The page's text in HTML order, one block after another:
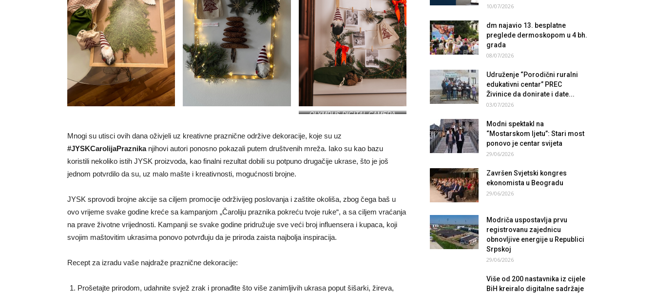
OLYMPUS DIGITAL CAMERA
Mnogi su utisci ovih dana oživjeli uz kreativne praznične održive dekoracije, koje su uz
#JYSKCarolijaPraznikanjihovi autori ponosno pokazali putem društvenih mreža. Iako su kao bazu
koristili nekoliko istih JYSK proizvoda, kao finalni rezultat dobili su potpuno drugačije ukrase, što je još
jednom potvrdilo da su, uz malo mašte i kreativnosti, mogućnosti brojne.
JYSK sprovodi brojne akcije sa ciljem promocije održivijeg poslovanja i zaštite okoliša, zbog čega baš u
ovo vrijeme svake godine kreće sa kampanjom „Čaroliju praznika pokreću tvoje ruke“, a sa ciljem vraćanja
na prave životne vrijednosti. Kampanji se svake godine pridružuje sve veći broj influensera i kupaca, koji
svojim maštovitim ukrasima ponovo potvrđuju da je priroda zaista najbolja inspiracija.
Recept za izradu vaše najdraže praznične dekoracije:
Prošetajte prirodom, udahnite svjež zrak i pronađite što više zanimljivih ukrasa poput šišarki, žireva,
10/07/2026
dm najavio 13. besplatne
preglede dermoskopom u 4 bh.
grada
08/07/2026
Udruženje “Porodični ruralni
edukativni centar” PREC
Živinice da donirate i date...
03/07/2026
Modni spektakl na
“Mostarskom ljetu”: Stari most
ponovo je centar svijeta
29/06/2026
Završen Svjetski kongres
ekonomista u Beogradu
29/06/2026
Modriča uspostavlja prvu
registrovanu zajednicu
obnovljive energije u Republici
Srpskoj
29/06/2026
Više od 200 nastavnika iz cijele
BiH kreiralo digitalne sadržaje